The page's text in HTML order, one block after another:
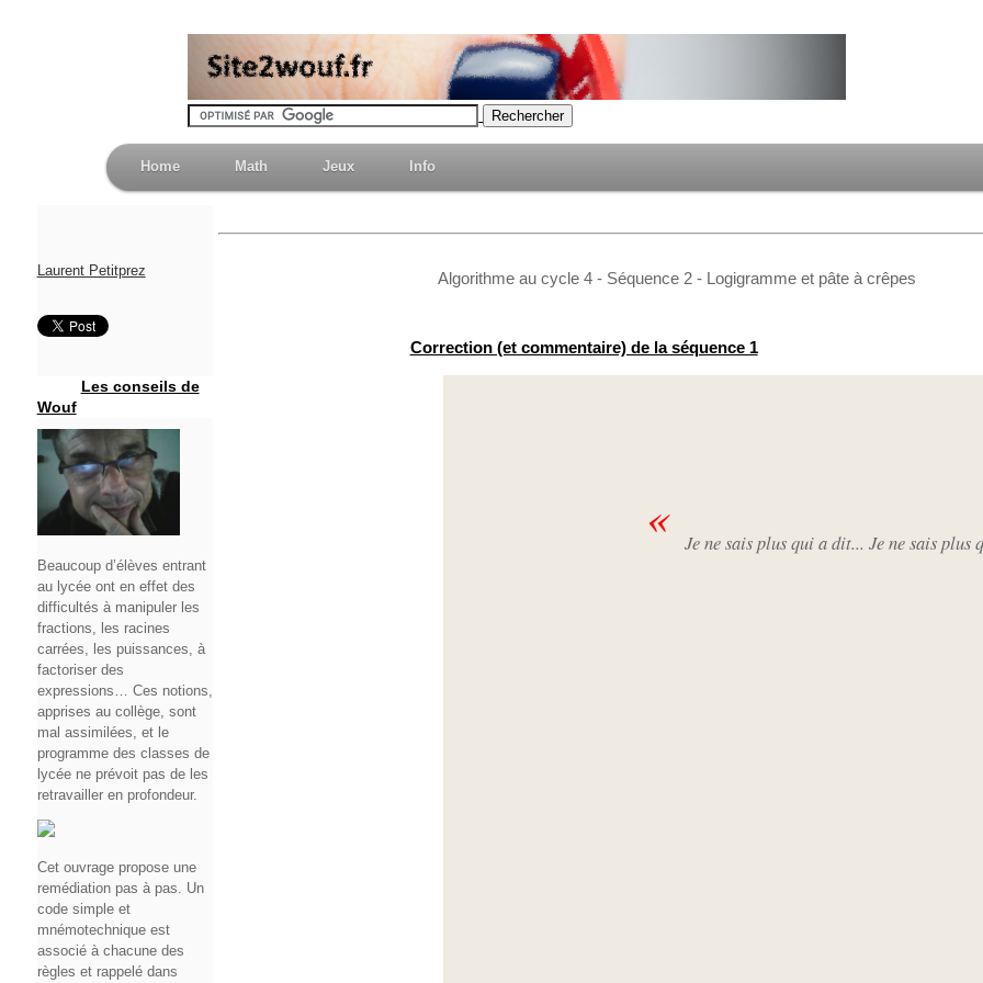
Home Math Jeux Info
Laurent Petitprez
Les conseils de
Wouf
Beaucoup d’élèves entrant
au lycée ont en effet des
difficultés à manipuler les
fractions, les racines
carrées, les puissances, à
factoriser des
expressions… Ces notions,
apprises au collège, sont
mal assimilées, et le
programme des classes de
lycée ne prévoit pas de les
retravailler en profondeur.
Cet ouvrage propose une
remédiation pas à pas. Un
code simple et
mnémotechnique est
associé à chacune des
règles et rappelé dans
Algorithme au cycle 4 - Séquence 2 - Logigramme et pâte à crêpes
Correction (et commentaire) de la séquence 1
Je ne sais plus qui a dit... Je ne sais plus